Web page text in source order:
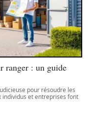
ranger : un guide
pour résoudre les
individus et entreprises font